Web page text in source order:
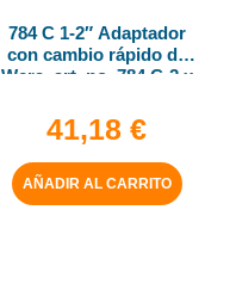
784 C 1-2″ Adaptador
con cambio rápido de
Wera, art. no. 784 C-2 x
41,18 €
AÑADIR AL CARRITO